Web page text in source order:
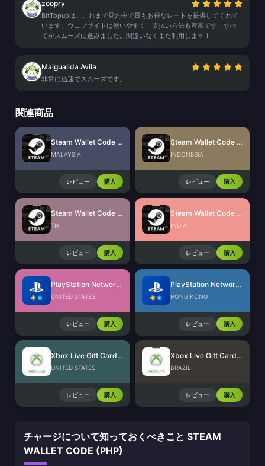
zoopry
BitTopupは、これまで見た中で最もお得なレートを提供してくれて
います。ウェブサイトは使いやすく、支払い方法も豊富です。すべ
てがスムーズに進みました。間違いなくまた利用します！
Maigualida Avila
非常に迅速でスムーズです。
関連商品
Steam Wallet Code (MYR)
MALAYSIA
レビュー 購入
Steam Wallet Code (IDR)
INDONESIA
レビュー 購入
Steam Wallet Code (THB)
TH
レビュー 購入
Steam Wallet Code (INR)
INDIA
レビュー 購入
PlayStation Network Card (US)
UNITED STATES
レビュー 購入
PlayStation Network Card (HK)
HONG KONG
レビュー 購入
Xbox Live Gift Card (US)
UNITED STATES
レビュー 購入
Xbox Live Gift Card (BR)
BRAZIL
レビュー 購入
チャージについて知っておくべきこと STEAM
WALLET CODE (PHP)